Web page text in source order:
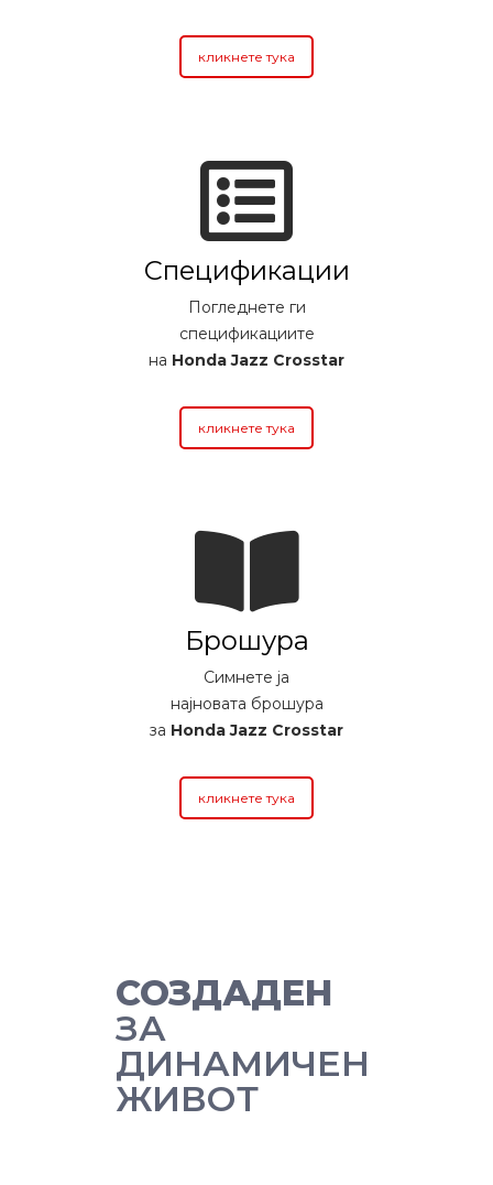
кликнете тука
Спецификации
Погледнете ги
спецификациите
на Honda Jazz Crosstar
кликнете тука
Брошура
Симнете ја
најновата брошура
за Honda Jazz Crosstar
кликнете тука
СОЗДАДЕН
ЗА
ДИНАМИЧЕН
ЖИВОТ